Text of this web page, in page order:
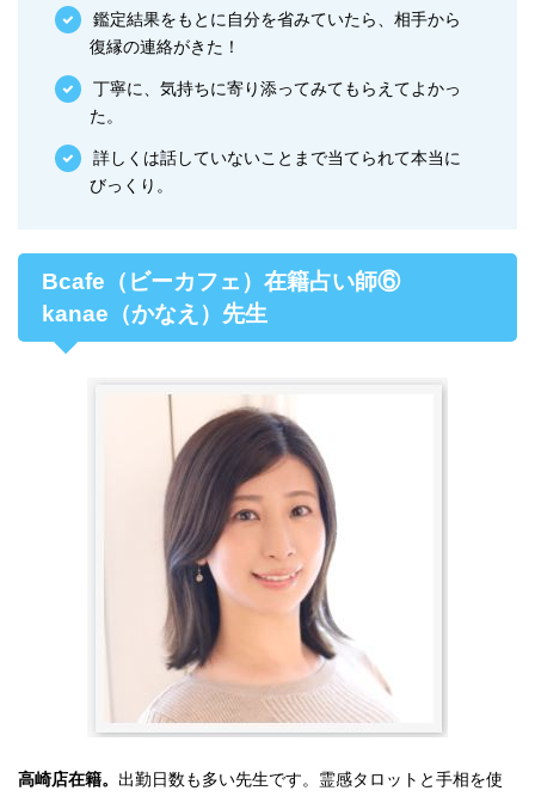
鑑定結果をもとに自分を省みていたら、相手から
復縁の連絡がきた！
丁寧に、気持ちに寄り添ってみてもらえてよかっ
た。
詳しくは話していないことまで当てられて本当に
びっくり。
Bcafe（ビーカフェ）在籍占い師⑥
kanae（かなえ）先生
高崎店在籍。 出勤日数も多い先生です。霊感タロットと手相を使